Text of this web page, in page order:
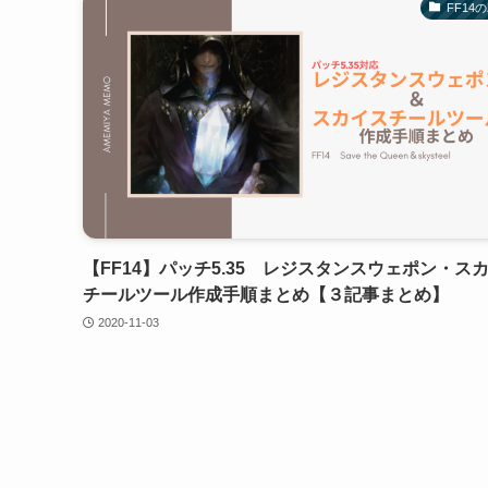
FF14
【FF14】パッチ5.35 レジスタンスウェポン・ス
チールツール作成手順まとめ【３記事まとめ】
2020-11-03